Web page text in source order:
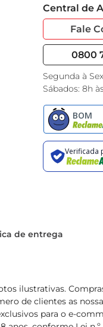
Central de
Fale
0800
Segunda à
Sábados: 8h
de entrega
ilustrativas.
de clientes as
para o e-